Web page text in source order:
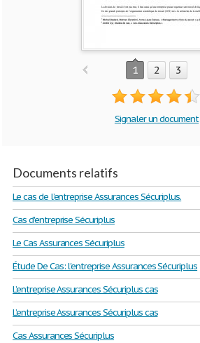
1 2 3
Signaler un document
Documents relatifs
Le cas de l’entreprise Assurances Sécuriplus.
Cas d'entreprise Sécuriplus
Le Cas Assurances Sécuriplus
Étude De Cas: l'entreprise Assurances Sécuriplus
L’entreprise Assurances Sécuriplus cas
L’entreprise Assurances Sécuriplus cas
Cas Assurances Sécuriplus